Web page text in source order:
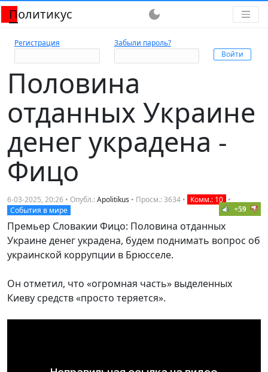
Политикус dark_mode
Регистрация Забыли пароль?
Половина
отданных Украине
денег украдена -
Фицо
6-03-2025, 20:26 • Опубл.:Apolitikus • Просм.: 3634 • Комм.: 10 •
События в мире
+59
Премьер Словакии Фицо: Половина отданных
Украине денег украдена, будем поднимать вопрос об
украинской коррупции в Брюсселе.
Он отметил, что «огромная часть» выделенных
Киеву средств «просто теряется».